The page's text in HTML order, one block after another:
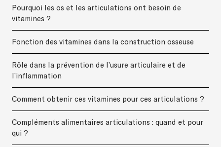
Pourquoi les os et les articulations ont besoin de
vitamines ?
Fonction des vitamines dans la construction osseuse
Rôle dans la prévention de l’usure articulaire et de
l’inflammation
Comment obtenir ces vitamines pour ces articulations ?
Compléments alimentaires articulations : quand et pour
qui ?